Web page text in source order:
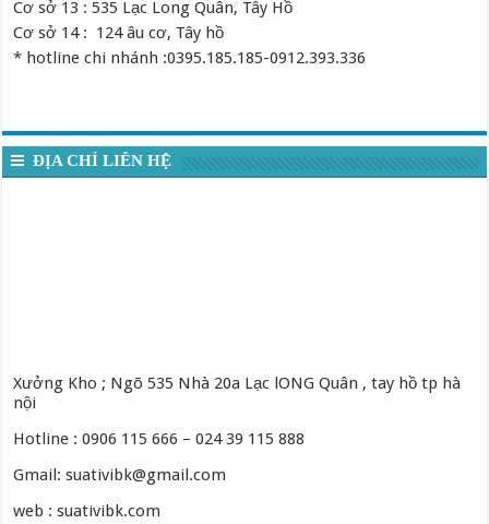
Cơ sở 13 : 535 Lạc Long Quân, Tây Hồ
Cơ sở 14 : 124 âu cơ, Tây hồ
* hotline chi nhánh :0395.185.185-0912.393.336
ĐỊA CHỈ LIÊN HỆ
Xưởng Kho ; Ngõ 535 Nhà 20a Lạc lONG Quân , tay hồ tp hà
nội
Hotline : 0906 115 666 – 024 39 115 888
Gmail: suativibk@gmail.com
web : suativibk.com